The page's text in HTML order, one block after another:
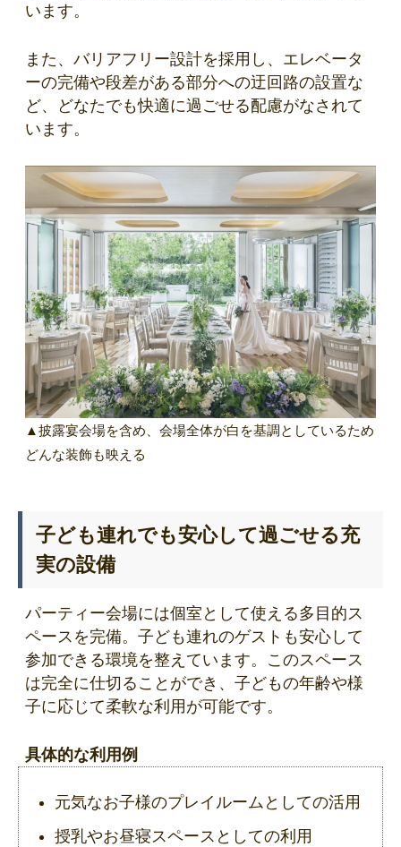
います。
また、バリアフリー設計を採用し、エレベータ
ーの完備や段差がある部分への迂回路の設置な
ど、どなたでも快適に過ごせる配慮がなされて
います。
▲披露宴会場を含め、会場全体が白を基調としているため
どんな装飾も映える
子ども連れでも安心して過ごせる充
実の設備
パーティー会場には個室として使える多目的ス
ペースを完備。子ども連れのゲストも安心して
参加できる環境を整えています。このスペース
は完全に仕切ることができ、子どもの年齢や様
子に応じて柔軟な利用が可能です。
具体的な利用例
元気なお子様のプレイルームとしての活用
授乳やお昼寝スペースとしての利用